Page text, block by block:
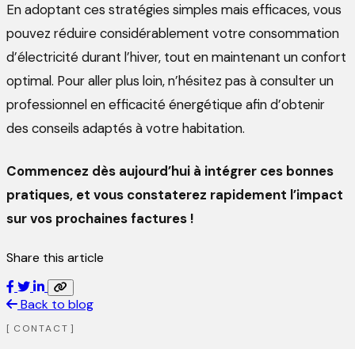
En adoptant ces stratégies simples mais efficaces, vous
pouvez réduire considérablement votre consommation
d’électricité durant l’hiver, tout en maintenant un confort
optimal. Pour aller plus loin, n’hésitez pas à consulter un
professionnel en efficacité énergétique afin d’obtenir
des conseils adaptés à votre habitation.
Commencez dès aujourd’hui à intégrer ces bonnes
pratiques, et vous constaterez rapidement l’impact
sur vos prochaines factures !
Share this article
Back to blog
CONTACT